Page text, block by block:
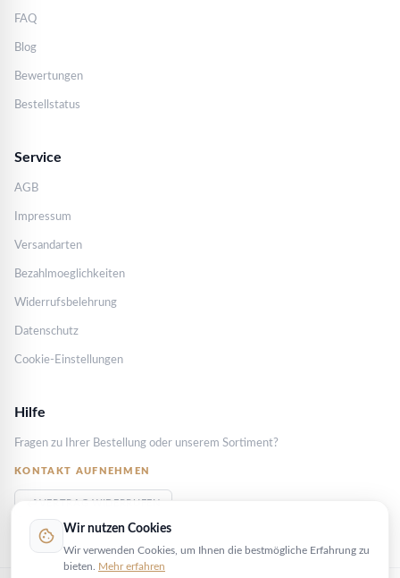
FAQ
Blog
Bewertungen
Bestellstatus
Service
AGB
Impressum
Versandarten
Bezahlmoeglichkeiten
Widerrufsbelehrung
Datenschutz
Cookie-Einstellungen
Hilfe
Fragen zu Ihrer Bestellung oder unserem Sortiment?
KONTAKT AUFNEHMEN
VERTRAG WIDERRUFEN
cookie Wir nutzen Cookies
Wir verwenden Cookies, um Ihnen die bestmögliche Erfahrung zu
bieten. Mehr erfahren